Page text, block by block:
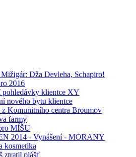
Dža Devleha, Schapiro!
2016
pohledávky klientce XY
nového bytu klientce
z Komunitního centra Broumov
farmy
MÍŠU
2014 - Vynášení - MORANY
kosmetika
ztratil plášť